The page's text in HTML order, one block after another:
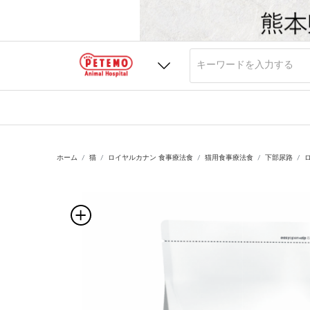
ホーム 猫 ロイヤルカナン 食事療法食 猫用食事療法食 下部尿路